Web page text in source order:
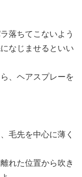
落ちてこないよう
なじませるといい
、ヘアスプレーを
毛先を中心に薄く
れた位置から吹き